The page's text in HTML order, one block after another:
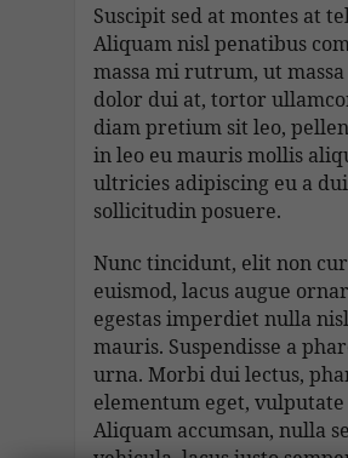
Suscipit sed at montes at
Aliquam nisl penatibus
massa mi rutrum, ut
dolor dui at, tortor
diam pretium sit leo,
in leo eu mauris mollis
ultricies adipiscing eu a dui
sollicitudin posuere.
Nunc tincidunt, elit non
euismod, lacus augue
egestas imperdiet nulla
mauris. Suspendisse a
urna. Morbi dui lectus,
elementum eget,
Aliquam accumsan, nulla